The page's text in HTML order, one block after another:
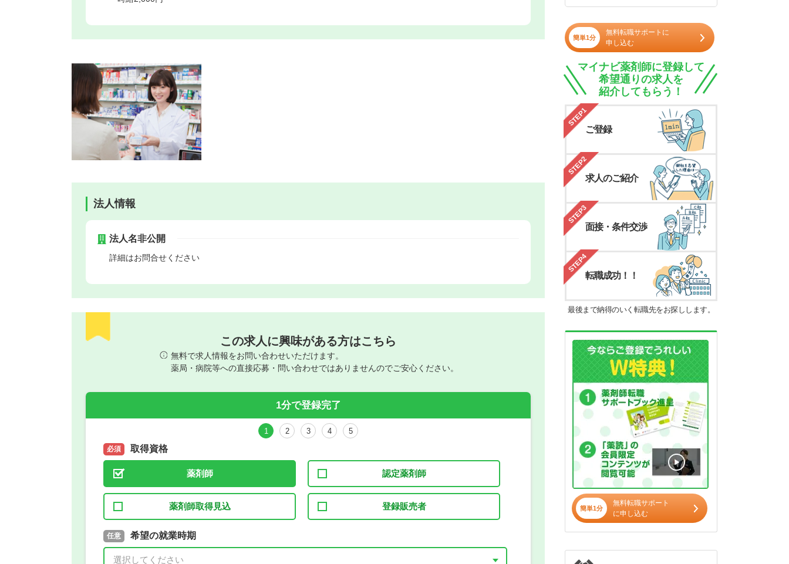
法人情報
法人名非公開
詳細はお問合せください
この求人に興味がある方はこちら
無料で求人情報をお問い合わせいただけます。
薬局・病院等への直接応募・問い合わせではありませんのでご安心ください。
1分で登録完了
1 2 3 4 5
必須 取得資格
薬剤師 認定薬剤師
薬剤師取得見込 登録販売者
必須 取得予定年
年 3月
任意 希望の就業時期
希望の働き方
正社員
パート(週4日～5日)
簡単1分
無料転職サポートに
申し込む
マイナビ薬剤師に登録して
希望通りの求人を
紹介してもらう！
STEP1
ご登録
STEP2
求人のご紹介
STEP3
面接・条件交渉
STEP4
転職成功！！
最後まで納得のいく転職先をお探しします。
簡単1分
無料転職サポート
に申し込む